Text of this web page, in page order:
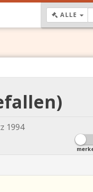
ALLE
1994